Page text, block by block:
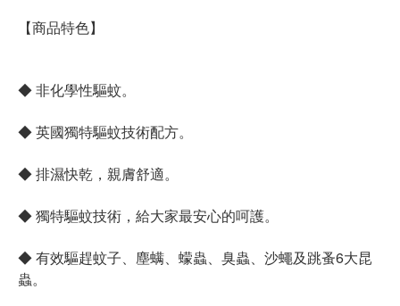
【商品特色】
◆ 非化學性驅蚊。
◆ 英國獨特驅蚊技術配方。
◆ 排濕快乾，親膚舒適。
◆ 獨特驅蚊技術，給大家最安心的呵護。
◆ 有效驅趕蚊子、塵螨、蠓蟲、臭蟲、沙蠅及跳蚤6大昆
蟲。